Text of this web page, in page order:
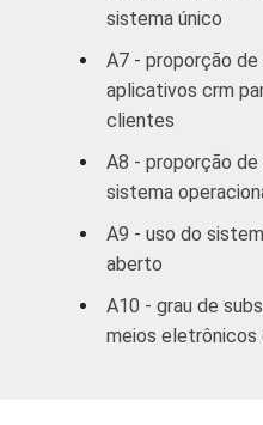
Fonte: NIC.br -
sistema único
A7 - proporção
aplicativos crm
clientes
A8 - proporção
sistema
A9 - uso do
aberto
A10 - grau de
meios eletrônicos